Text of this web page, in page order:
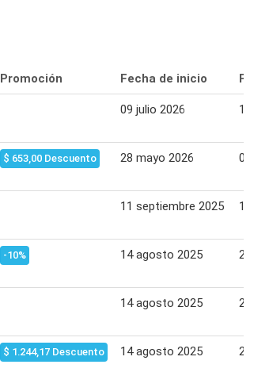
Promoción Fecha de inicio
09 julio 2026 15
$ 653,00 Descuento 28 mayo 2026 03
11 septiembre 2025 17
-10% 14 agosto 2025 20
14 agosto 2025 20
$ 1.244,17 Descuento 14 agosto 2025 20